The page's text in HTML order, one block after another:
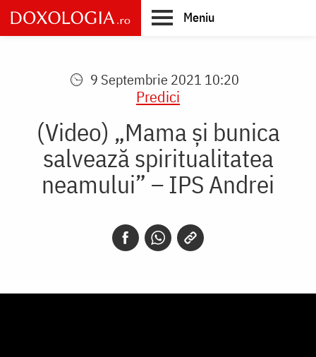
Skip
to
main
Meniu
9 Septembrie 2021 10:20
Predici
(Video) „Mama și bunica
salvează spiritualitatea
neamului” – IPS Andrei